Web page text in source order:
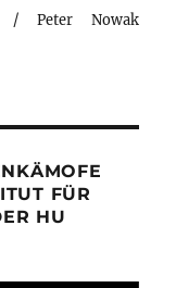
/ Peter Nowak
FÜR
HU